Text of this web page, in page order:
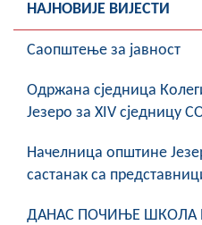
Заштита од пожара
Геоистраживања
Пољопривреда
НАЈНОВИЈЕ ВИЈЕСТИ
Саопштење за јавност
Oдржана сједница
Језеро за XIV сједницу
Начелница општине
састанак са
ДАНАС ПОЧИЊЕ ШКОЛА